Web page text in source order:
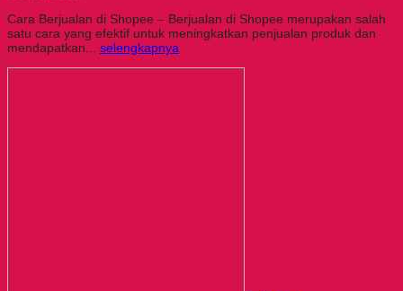
Cara Berjualan di Shopee – Berjualan di Shopee merupakan salah
satu cara yang efektif untuk meningkatkan penjualan produk dan
mendapatkan... selengkapnya